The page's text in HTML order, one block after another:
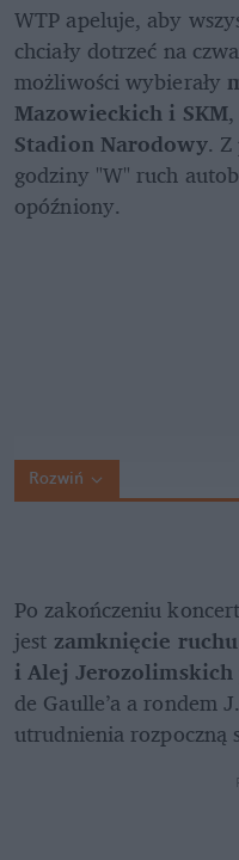
WTP apeluje, aby
chciały dotrzeć na
możliwości wybierały
Mazowieckich i SKM
Stadion Narodowy. Z
godziny "W" ruch
opóźniony.
Rozwiń
Po zakończeniu
jest zamknięcie
i Alej Jerozolimskich
de Gaulle’a a rondem
utrudnienia rozpoczną